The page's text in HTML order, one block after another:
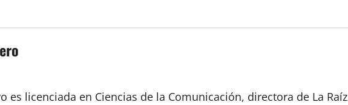
es licenciada en Ciencias de la Comunicación, directora de La Raíz